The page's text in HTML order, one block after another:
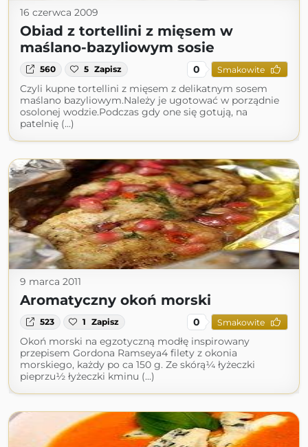
16 czerwca 2009
Obiad z tortellini z mięsem w
maślano-bazyliowym sosie
560 5 Zapisz 0 Smakowite
Czyli kupne tortellini z mięsem z delikatnym sosem
maślano bazyliowym.Należy je ugotować w porządnie
osolonej wodzie.Podczas gdy one się gotują, na
patelnię (...)
9 marca 2011
Aromatyczny okoń morski
523 1 Zapisz 0 Smakowite
Okoń morski na egzotyczną modłę inspirowany
przepisem Gordona Ramseya4 filety z okonia
morskiego, każdy po ca 150 g. Ze skórą¼ łyżeczki
pieprzu½ łyżeczki kminu (...)